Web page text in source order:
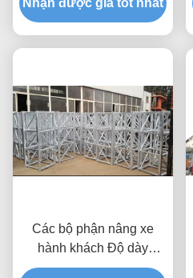
Nhận được giá tốt nhất
Các bộ phận nâng xe
hành khách Độ dày
4,0mm Tháp cột với giá